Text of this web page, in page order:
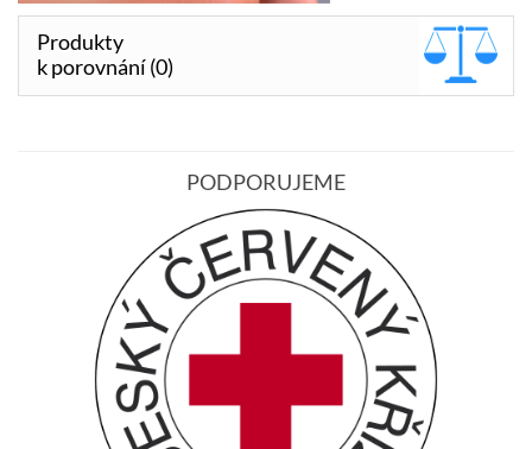
Produkty
k porovnání (0)
PODPORUJEME